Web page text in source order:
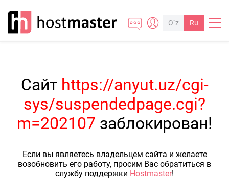
O`z Ru
Сайт https://anyut.uz/cgi-
sys/suspendedpage.cgi?
m=202107 заблокирован!
Если вы являетесь владельцем сайта и желаете
возобновить его работу, просим Вас обратиться в
службу поддержки Hostmaster!